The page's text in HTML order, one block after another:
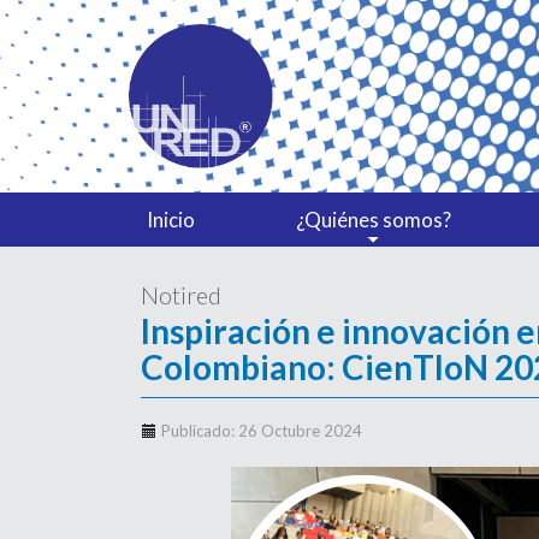
Inicio ¿Quiénes somos?
Notired
Inspiración e innovación
Colombiano: CienTIoN
Publicado: 26 Octubre 2024